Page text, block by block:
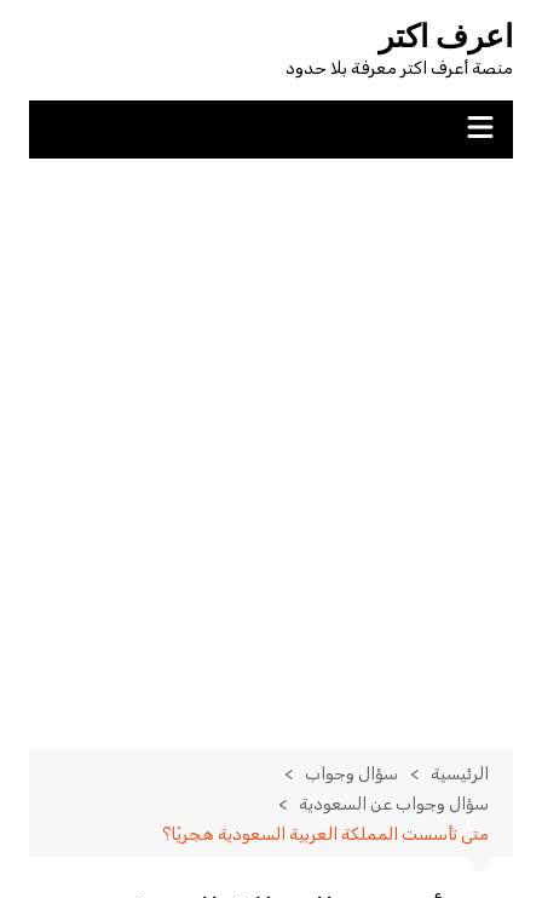
المحتوى
اعرف اكتر
منصة أعرف اكتر معرفة بلا حدود
الرئيسية
سؤال وجواب
سؤال وجواب عن السعودية
متى تأسست المملكة العربية السعودية هجريًا؟